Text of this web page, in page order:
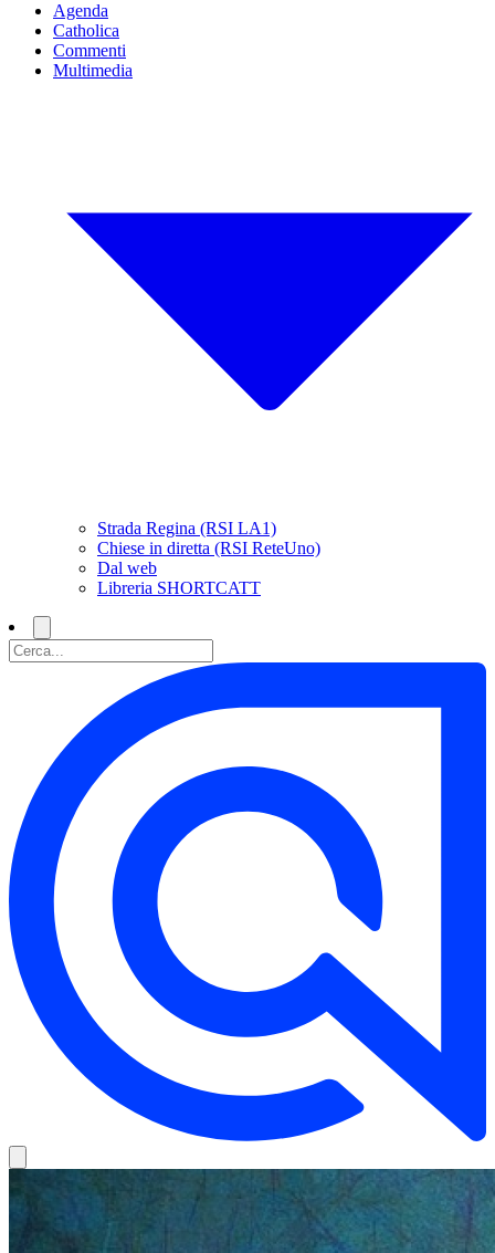
Agenda
Catholica
Commenti
Multimedia
Strada Regina (RSI LA1)
Chiese in diretta (RSI ReteUno)
Dal web
Libreria SHORTCATT